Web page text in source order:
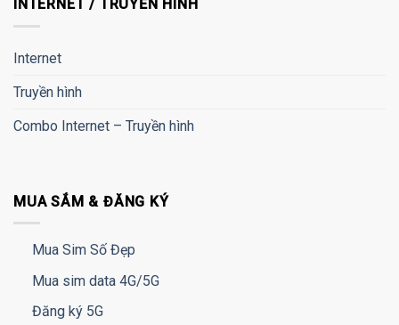
INTERNET / TRUYỀN HÌNH
Internet
Truyền hình
Combo Internet – Truyền hình
MUA SẮM & ĐĂNG KÝ
Mua Sim Số Đẹp
Mua sim data 4G/5G
Đăng ký 5G